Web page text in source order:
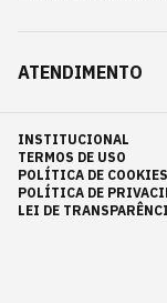
ATENDIMENTO
INSTITUCIONAL
TERMOS DE USO
POLÍTICA DE COOKIES
POLÍTICA DE
LEI DE